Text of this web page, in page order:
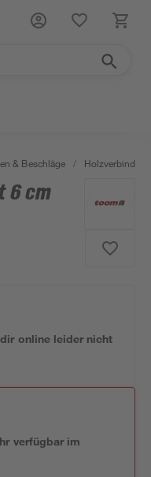
& Beschläge / Holzverbinder
6 cm
online leider nicht
verfügbar im